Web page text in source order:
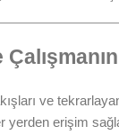
ve
yerden erişim